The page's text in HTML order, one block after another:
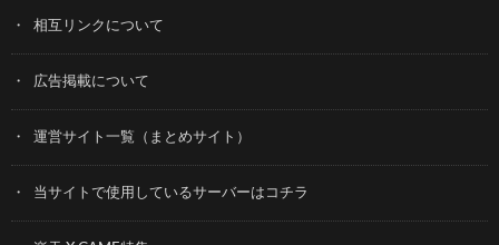
相互リンクについて
広告掲載について
運営サイト一覧（まとめサイト）
当サイトで使用しているサーバーはコチラ